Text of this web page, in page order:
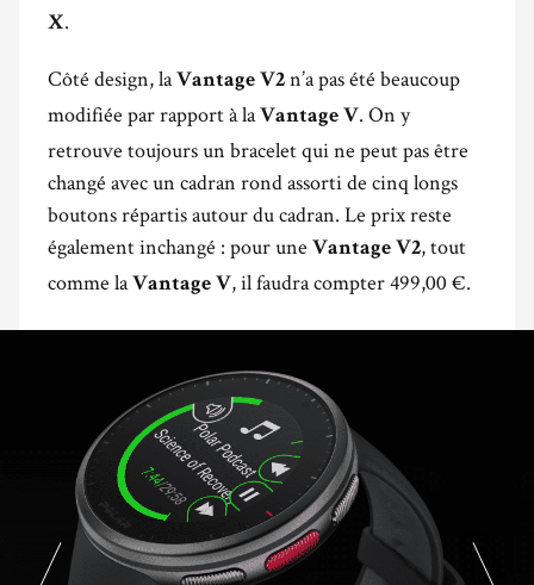
X.
Côté design, la Vantage V2 n’a pas été beaucoup
modifiée par rapport à la Vantage V. On y
retrouve toujours un bracelet qui ne peut pas être
changé avec un cadran rond assorti de cinq longs
boutons répartis autour du cadran. Le prix reste
également inchangé : pour une Vantage V2, tout
comme laVantage V, il faudra compter 499,00 €.